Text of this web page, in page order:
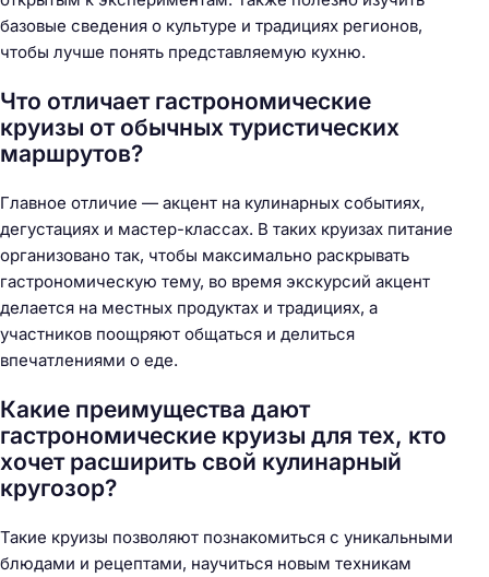
базовые сведения о культуре и традициях регионов,
чтобы лучше понять представляемую кухню.
Что отличает гастрономические
круизы от обычных туристических
маршрутов?
Главное отличие — акцент на кулинарных событиях,
дегустациях и мастер-классах. В таких круизах питание
организовано так, чтобы максимально раскрывать
гастрономическую тему, во время экскурсий акцент
делается на местных продуктах и традициях, а
участников поощряют общаться и делиться
впечатлениями о еде.
Какие преимущества дают
гастрономические круизы для тех, кто
хочет расширить свой кулинарный
кругозор?
Такие круизы позволяют познакомиться с уникальными
блюдами и рецептами, научиться новым техникам